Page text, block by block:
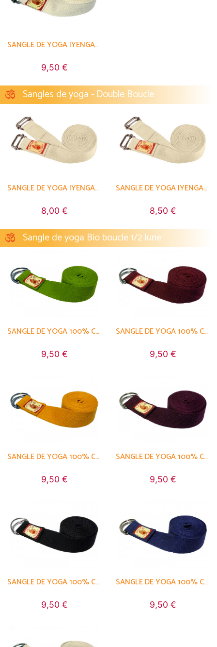
SANGLE DE YOGA IYENGAR 100% COTON BIO
9,50 €
Sangles de yoga - Double Boucle
SANGLE DE YOGA IYENGAR DOUBLE BOUCLE 100% BIO
8,00 €
SANGLE DE YOGA IYENGAR DOUBLE BOUCLE 100% BIO
8,50 €
Sangle de yoga Bio boucle 1/2 lune
SANGLE DE YOGA 100% COTON BIO BOUCLE 1/2 LUNE
9,50 €
SANGLE DE YOGA 100% COTON BIO BOUCLE 1/2 LUNE
9,50 €
SANGLE DE YOGA 100% COTON BIO BOUCLE 1/2 LUNE
9,50 €
SANGLE DE YOGA 100% COTON BIO BOUCLE 1/2 LUNE
9,50 €
SANGLE DE YOGA 100% COTON BIO BOUCLE 1/2 LUNE
9,50 €
SANGLE DE YOGA 100% COTON BIO BOUCLE 1/2 LUNE
9,50 €